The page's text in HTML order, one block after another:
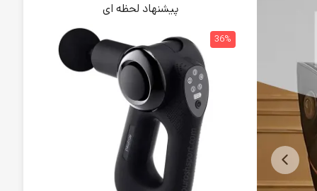
پیشنهاد لحظه ای
36%